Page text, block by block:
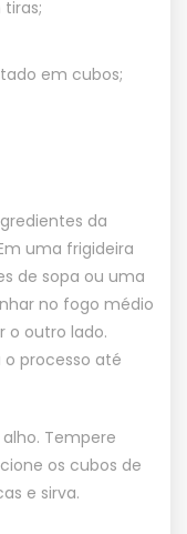
em cubos;
da
uma frigideira
de sopa ou uma
no fogo médio
o outro lado.
o processo até
Tempere
os cubos de
e sirva.